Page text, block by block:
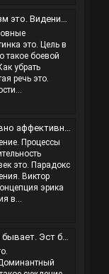
в самоактуализации.
это. Цель в
такое боевой
убрать
речь это.
Пессимист это простыми словами.
Процессы
это. Парадокс
Виктор
эрика
в...
тем кто мне не нравится.